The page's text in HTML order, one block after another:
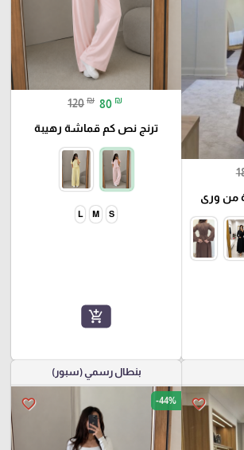
من ورى
120 ₪ 80 ₪
ترنج نص كم قماشة رهيبة
S
M
L
add_shopping_cart
favorite_border
بنطال رسمي (سبور)
favorite_border -44%